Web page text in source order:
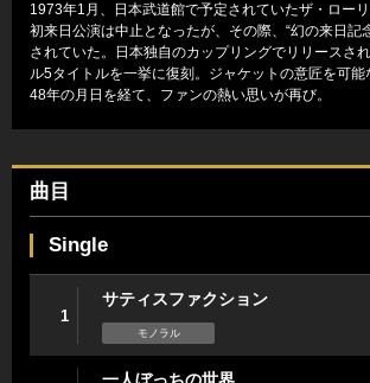
1973年1月、日本武道館で予定されていたザ・ロー
初来日公演は中止となったが、その際、“幻の来日記
されていた。日本独自のカップリングでリリースさ
ル5タイトルを一挙に復刻。ジャケットの意匠を可能
48年の月日を経て、ファンの熱い思いが再び。
曲目
Single
1
サティスファクション
モノラル